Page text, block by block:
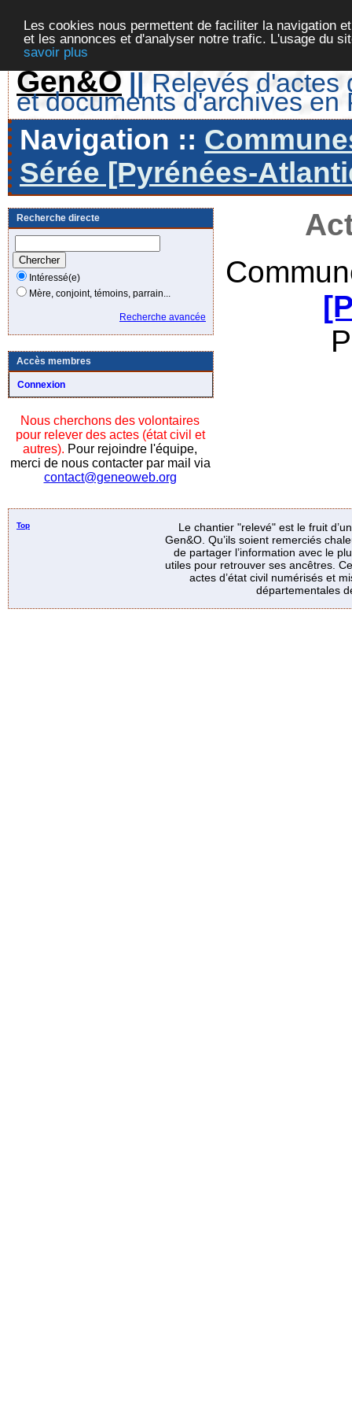
Les cookies nous permettent de faciliter la navigation
et les annonces et d'analyser notre trafic. L'usage du
savoir plus
Gen&O || Relevés d'actes
et documents d'archives en
Navigation ::
Sérée [Pyrénées-
Recherche directe
Intéressé(e)
Mère, conjoint, témoins, parrain...
Recherche avancée
Accès membres
Connexion
Nous cherchons des volontaires
pour relever des actes (état civil et
autres). Pour rejoindre l'équipe,
merci de nous contacter par mail via
contact@geneoweb.org
Top
Le chantier "relevé" est le fruit
Gen&O. Qu’ils soient remerciés
de partager l’information avec le
utiles pour retrouver ses ancêtres.
actes d’état civil numérisés et
départementales